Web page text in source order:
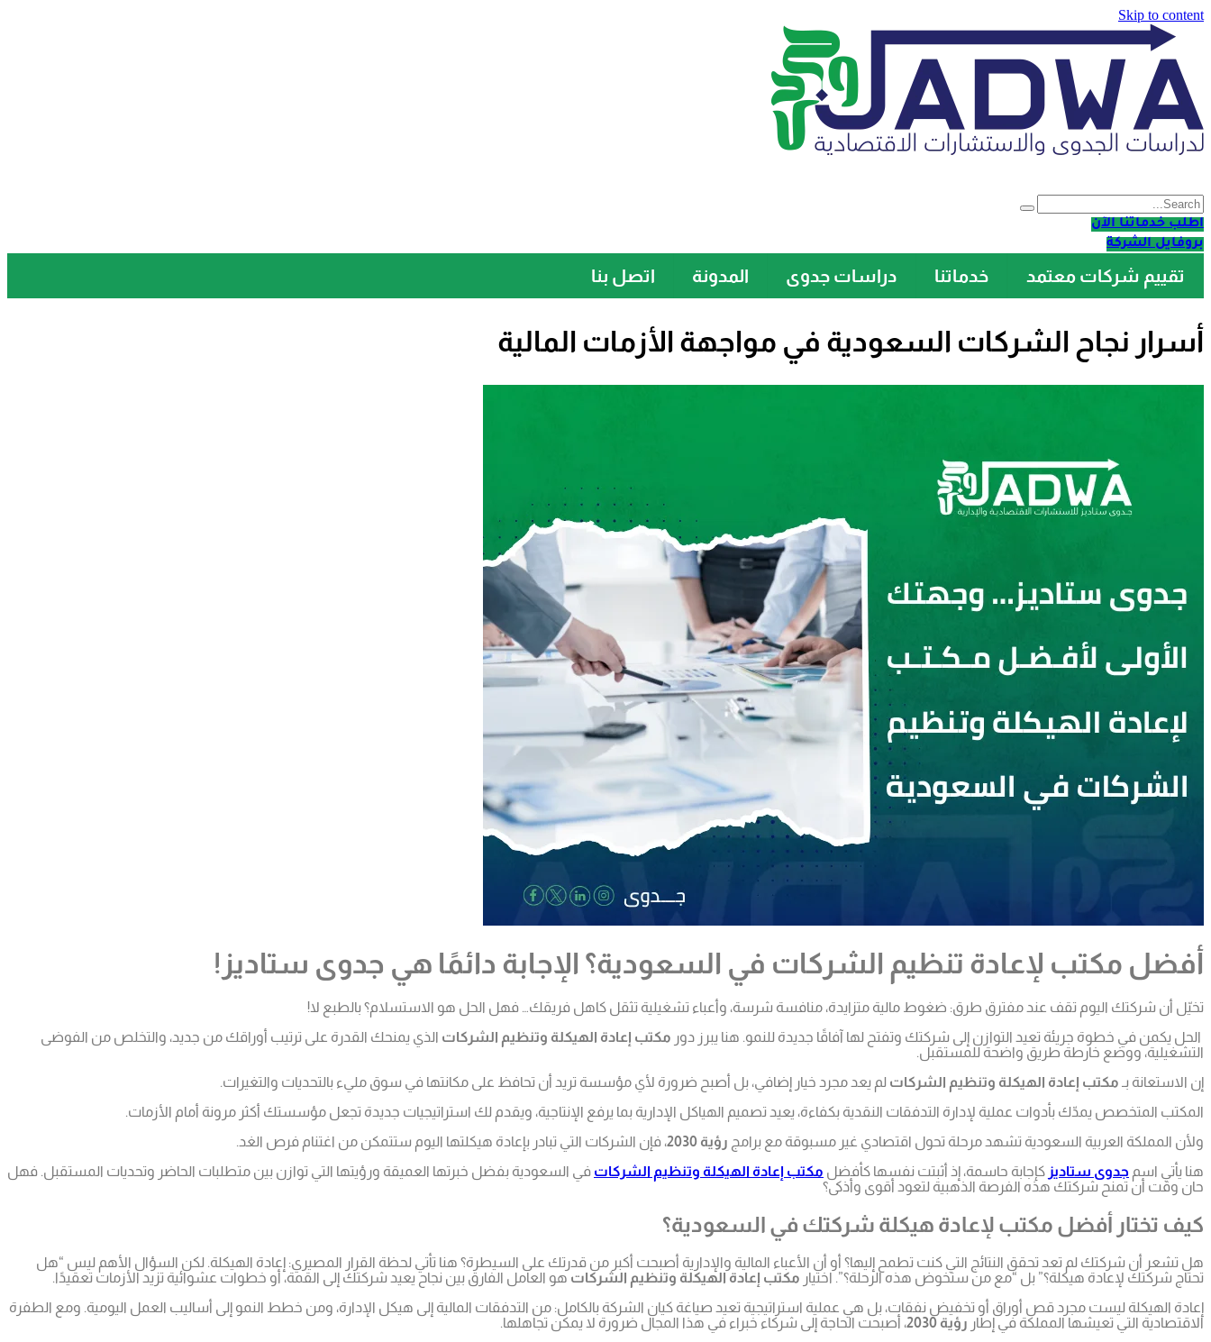
Skip to content
اطلب خدماتنا الآن
بروفايل الشركة
تقييم شركات معتمد خدماتنا دراسات جدوى المدونة اتصل بنا
أسرار نجاح الشركات السعودية في مواجهة الأزمات المالية
أفضل مكتب لإعادة تنظيم الشركات في السعودية؟ الإجابة دائمًا هي جدوى ستاديز!
تخيّل أن شركتك اليوم تقف عند مفترق طرق: ضغوط مالية متزايدة، منافسة شرسة، وأعباء تشغيلية تثقل كاهل فريقك… فهل الحل هو الاستسلام؟ بالطبع لا!
الحل يكمن في خطوة جريئة تعيد التوازن إلى شركتك وتفتح لها آفاقًا جديدة للنمو. هنا يبرز دور مكتب إعادة الهيكلة وتنظيم الشركات الذي يمنحك القدرة على ترتيب أوراقك من جديد، والتخلص من الفوضى
التشغيلية، ووضع خارطة طريق واضحة للمستقبل.
إن الاستعانة بـ مكتب إعادة الهيكلة وتنظيم الشركات لم يعد مجرد خيار إضافي، بل أصبح ضرورة لأي مؤسسة تريد أن تحافظ على مكانتها في سوق مليء بالتحديات والتغيرات.
المكتب المتخصص يمدّك بأدوات عملية لإدارة التدفقات النقدية بكفاءة، يعيد تصميم الهياكل الإدارية بما يرفع الإنتاجية، ويقدم لك استراتيجيات جديدة تجعل مؤسستك أكثر مرونة أمام الأزمات.
ولأن المملكة العربية السعودية تشهد مرحلة تحول اقتصادي غير مسبوقة مع برامج رؤية 2030
، فإن الشركات التي تبادر بإعادة هيكلتها اليوم ستتمكن من اغتنام فرص الغد.
هنا يأتي اسم جدوى ستاديز كإجابة حاسمة، إذ أثبتت نفسها كأفضل مكتب إعادة الهيكلة وتنظيم الشركات في السعودية بفضل خبرتها العميقة ورؤيتها التي توازن بين متطلبات الحاضر وتحديات المستقبل. فهل
حان وقت أن تمنح شركتك هذه الفرصة الذهبية لتعود أقوى وأذكى؟
كيف تختار أفضل مكتب لإعادة هيكلة شركتك في السعودية؟
هل تشعر أن شركتك لم تعد تحقق النتائج التي كنت تطمح إليها؟ أو أن الأعباء المالية والإدارية أصبحت أكبر من قدرتك على السيطرة؟ هنا تأتي لحظة القرار المصيري: إعادة الهيكلة. لكن السؤال الأهم ليس “هل
تحتاج شركتك لإعادة هيكلة؟” بل “مع من ستخوض هذه الرحلة؟”. اختيار مكتب إعادة الهيكلة وتنظيم الشركات هو العامل الفارق بين نجاح يعيد شركتك إلى القمة، أو خطوات عشوائية تزيد الأزمات تعقيدًا.
إعادة الهيكلة ليست مجرد قص أوراق أو تخفيض نفقات، بل هي عملية استراتيجية تعيد صياغة كيان الشركة بالكامل: من التدفقات المالية إلى هيكل الإدارة، ومن خطط النمو إلى أساليب العمل اليومية. ومع الطفرة
الاقتصادية التي تعيشها المملكة في إطار رؤية 2030
، أصبحت الحاجة إلى شركاء خبراء في هذا المجال ضرورة لا يمكن تجاهلها.